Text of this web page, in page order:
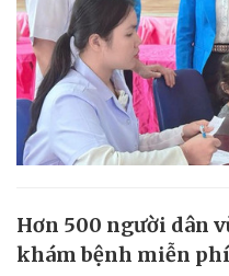
Hơn 500 người dân
khám bệnh miễn phí